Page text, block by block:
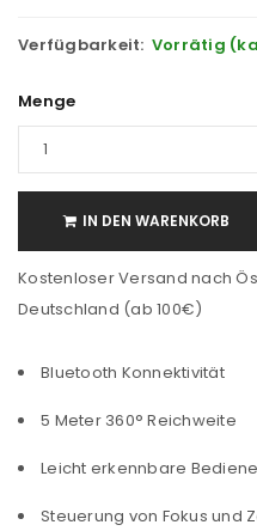
Verfügbarkeit: Vorrätig
Menge
IN DEN WARENKORB
Kostenloser Versand nach
Deutschland (ab 100€)
Bluetooth Konnektivität
5 Meter 360° Reichweite
Leicht erkennbare
Steuerung von Fokus und